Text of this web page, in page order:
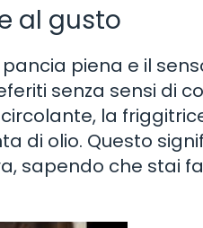
al gusto
piena e il
senza sensi di
la
di olio. Questo
sapendo che stai